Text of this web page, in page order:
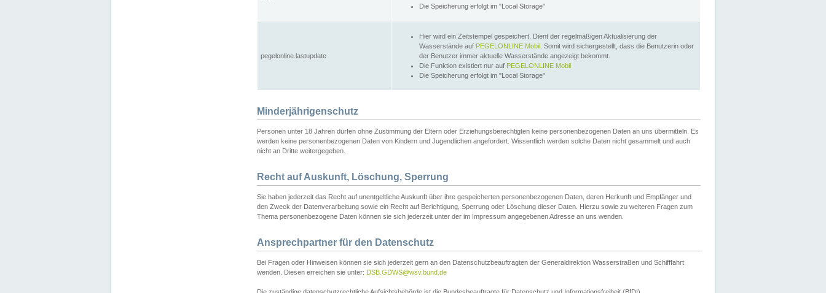
Die Speicherung erfolgt im "Local Storage"
pegelonline.lastupdate
Hier wird ein Zeitstempel gespeichert. Dient der regelmäßigen Aktualisierung der
Wasserstände auf PEGELONLINE Mobil . Somit wird sichergestellt, dass die Benutzerin oder
der Benutzer immer aktuelle Wasserstände angezeigt bekommt.
Die Funktion existiert nur auf PEGELONLINE Mobil
Die Speicherung erfolgt im "Local Storage"
Minderjährigenschutz
Personen unter 18 Jahren dürfen ohne Zustimmung der Eltern oder Erziehungsberechtigten keine personenbezogenen Daten an uns übermitteln. Es
werden keine personenbezogenen Daten von Kindern und Jugendlichen angefordert. Wissentlich werden solche Daten nicht gesammelt und auch
nicht an Dritte weitergegeben.
Recht auf Auskunft, Löschung, Sperrung
Sie haben jederzeit das Recht auf unentgeltliche Auskunft über ihre gespeicherten personenbezogenen Daten, deren Herkunft und Empfänger und
den Zweck der Datenverarbeitung sowie ein Recht auf Berichtigung, Sperrung oder Löschung dieser Daten. Hierzu sowie zu weiteren Fragen zum
Thema personenbezogene Daten können sie sich jederzeit unter der im Impressum angegebenen Adresse an uns wenden.
Ansprechpartner für den Datenschutz
Bei Fragen oder Hinweisen können sie sich jederzeit gern an den Datenschutzbeauftragten der Generaldirektion Wasserstraßen und Schifffahrt
wenden. Diesen erreichen sie unter: DSB.GDWS@wsv.bund.de